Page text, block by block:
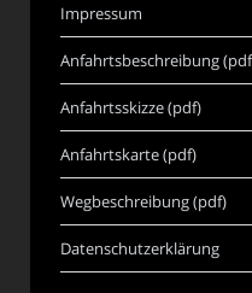
Impressum
Anfahrtsbeschreibung
Anfahrtsskizze (pdf)
Anfahrtskarte (pdf)
Wegbeschreibung (pdf)
Datenschutzerklärung